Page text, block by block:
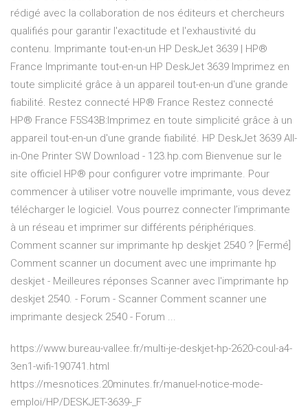
rédigé avec la collaboration de nos éditeurs et chercheurs
qualifiés pour garantir l'exactitude et l'exhaustivité du
contenu. Imprimante tout-en-un HP DeskJet 3639 | HP®
France Imprimante tout-en-un HP DeskJet 3639 Imprimez en
toute simplicité grâce à un appareil tout-en-un d'une grande
fiabilité. Restez connecté HP® France Restez connecté
HP® France F5S43B:Imprimez en toute simplicité grâce à un
appareil tout-en-un d'une grande fiabilité. HP DeskJet 3639 All-
in-One Printer SW Download - 123.hp.com Bienvenue sur le
site officiel HP® pour configurer votre imprimante. Pour
commencer à utiliser votre nouvelle imprimante, vous devez
télécharger le logiciel. Vous pourrez connecter l’imprimante
à un réseau et imprimer sur différents périphériques.
Comment scanner sur imprimante hp deskjet 2540 ? [Fermé]
Comment scanner un document avec une imprimante hp
deskjet - Meilleures réponses Scanner avec l'imprimante hp
deskjet 2540. - Forum - Scanner Comment scanner une
imprimante desjeck 2540 - Forum ...
https://www.bureau-vallee.fr/multi-je-deskjet-hp-2620-coul-a4-
3en1-wifi-190741.html
https://mesnotices.20minutes.fr/manuel-notice-mode-
emploi/HP/DESKJET-3639-_F